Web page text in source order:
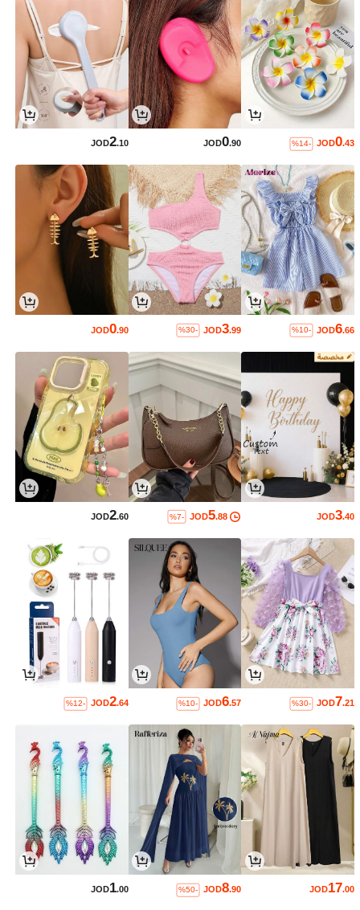
JOD0.43
%14-
JOD0.90
JOD2.10
JOD6.66
%10-
JOD3.99
%30-
JOD0.90
JOD3.40
JOD5.88
%7-
JOD2.60
JOD7.21
%30-
JOD6.57
%10-
JOD2.64
%12-
JOD17.00
JOD8.90
%50-
JOD1.00